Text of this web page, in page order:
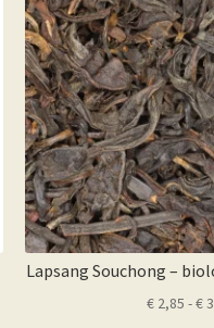
Lapsang Souchong –
€ 2,85 -€